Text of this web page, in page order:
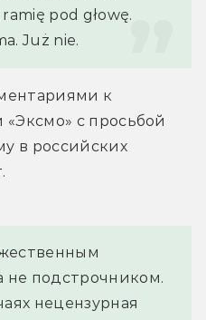
pod głowę.
Już nie.
к
с просьбой
в российских
не подстрочником.
нецензурная